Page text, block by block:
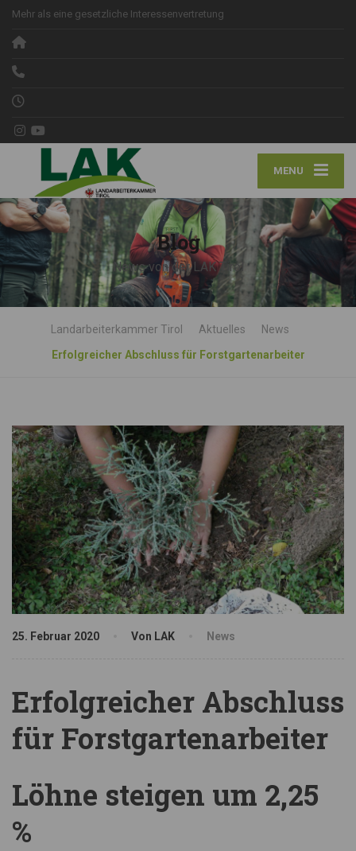
Mehr als eine gesetzliche Interessenvertretung
MENU
Blog
News von der LAK Tirol
Landarbeiterkammer Tirol Aktuelles
News
Erfolgreicher Abschluss für Forstgartenarbeiter
25. Februar 2020 Von LAK News
Erfolgreicher Abschluss
für Forstgartenarbeiter
Löhne steigen um 2,25
%